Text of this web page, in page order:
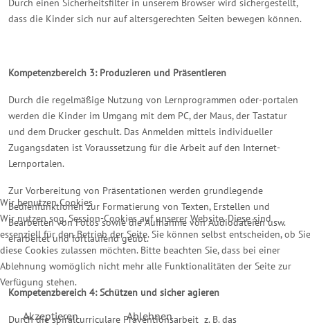
Durch einen Sicherheitsfilter in unserem Browser wird sichergestellt,
dass die Kinder sich nur auf altersgerechten Seiten bewegen können.
Kompetenzbereich 3: Produzieren und Präsentieren
Durch die regelmäßige Nutzung von Lernprogrammen oder-portalen
werden die Kinder im Umgang mit dem PC, der Maus, der Tastatur
und dem Drucker geschult. Das Anmelden mittels individueller
Zugangsdaten ist Voraussetzung für die Arbeit auf den Internet-
Lernportalen.
Zur Vorbereitung von Präsentationen werden grundlegende
Bedienfunktionen zur Formatierung von Texten, Erstellen und
Bearbeiten von Fotos sowie die Aufnahme von Audiodateien usw.
erarbeitet und fortlaufend geübt.
Kompetenzbereich 4: Schützen und sicher agieren
Durch die spiralcurriculare Präventionsarbeit z. B. das
Wir benutzen Cookies
Wir nutzen sog. Session-Cookies auf unserer Website. Diese sind
essenziell für den Betrieb der Seite. Sie können selbst entscheiden, ob Sie
diese Cookies zulassen möchten. Bitte beachten Sie, dass bei einer
Ablehnung womöglich nicht mehr alle Funktionalitäten der Seite zur
Verfügung stehen.
Akzeptieren Ablehnen